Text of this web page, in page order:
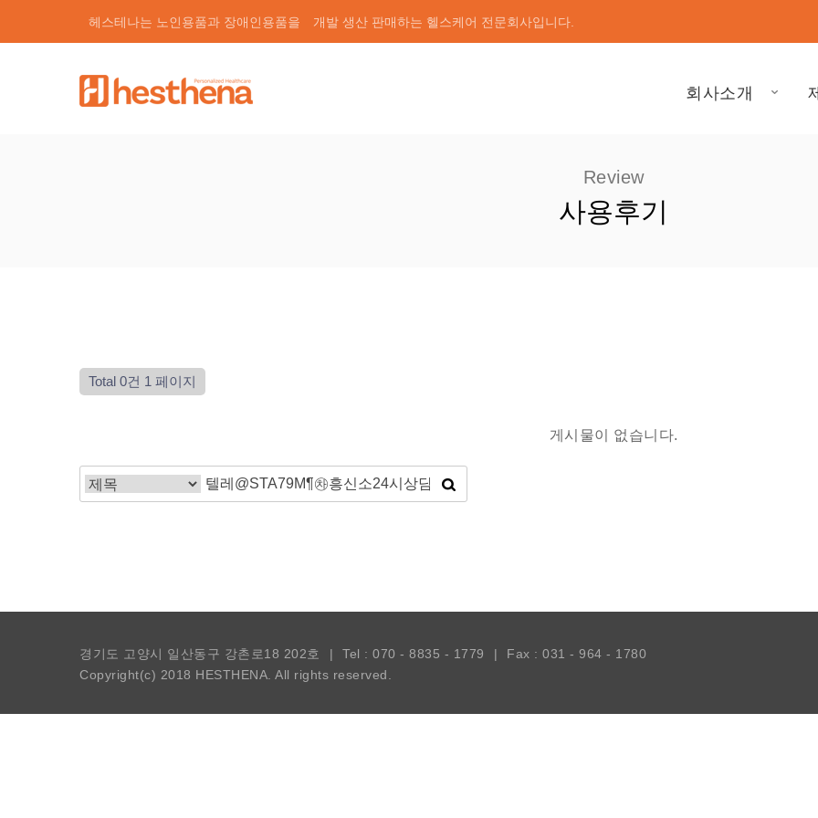
헤스테나는 노인용품과 장애인용품을 개발 생산 판매하는 헬스케어 전문회사입니다.
회사소개
Review
사용후기
Total 0건 1 페이지
게시물이 없습니다.
경기도 고양시 일산동구 강촌로18 202호 | Tel : 070 - 8835 - 1779 |
Fax : 031 - 964 - 1780
Copyright(c) 2018 HESTHENA. All rights reserved.